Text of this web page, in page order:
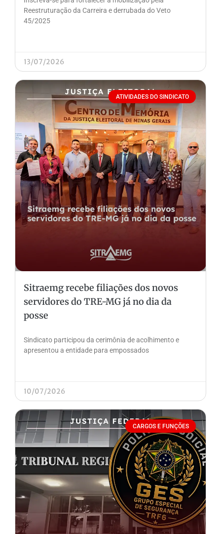
Reestruturação da Carreira e derrubada do Veto
45/2025
13/07/2026
ATIVIDADES DO SINDICATO
Sitraemg recebe filiações dos novos
servidores do TRE-MG já no dia da
posse
Sindicato participou da cerimônia de acolhimento e
apresentou a entidade para empossados
10/07/2026
CARGOS E FUNÇÕES